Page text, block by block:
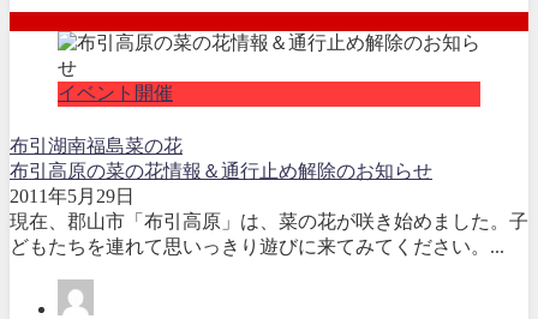
イベント開催
布引 湖南福島菜の花
布引高原の菜の花情報＆通行止め解除のお知らせ
2011年5月29日
現在、郡山市「布引高原」は、菜の花が咲き始めました。子
どもたちを連れて思いっきり遊びに来てみてください。...